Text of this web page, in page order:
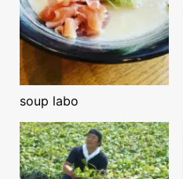
soup labo